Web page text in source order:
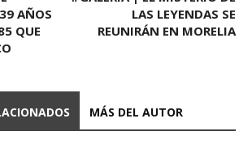
AÑOS
QUE
LAS LEYENDAS SE
REUNIRÁN EN MORELIA
MÁS DEL AUTOR